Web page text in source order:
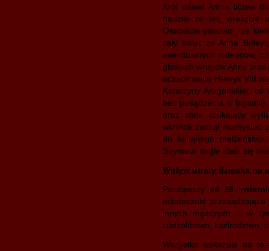
Król dawał Annie liczne
nadziei że ten wreszcie
Osobiście uważam, że
cały świat że Anna
ewentualnych natepców,
głowach wrogów Anny
oczach wielu Henryk VIII
Katarzyny Aragonskiej, co
bez posądzenia o
oraz stale szukający
wkrótce zaczął rozmyślać
do kolejnego
Seymour nagle stała się
Wpływ utraty dziecka na
Począwszy od 23
ostatecznie
innych mężczyzn – w
cudzołóstwo, kazirodztwo,
Wszystko wskazuje na